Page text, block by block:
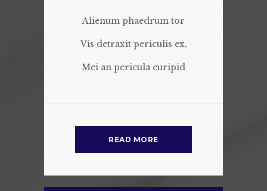
Alienum phaedrum tor
Vis detraxit periculis ex,
Mei an pericula euripid
READ MORE